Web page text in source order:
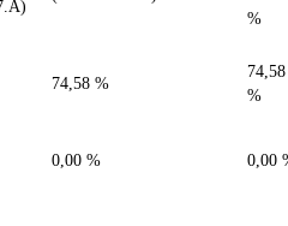
%
74,58 %
74,58
%
0,00 % 0,00